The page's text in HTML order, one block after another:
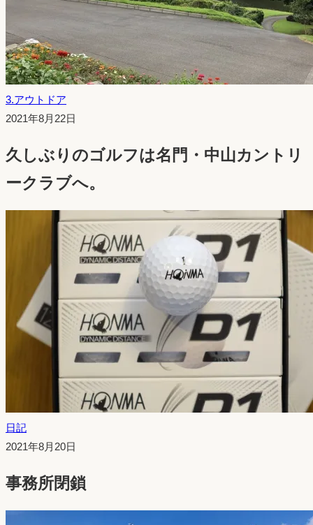
3.アウトドア
投
日：
2021年8月22日
久しぶりのゴルフは名門・中山カントリ
ークラブへ。
日記
投
日：
2021年8月20日
事務所閉鎖